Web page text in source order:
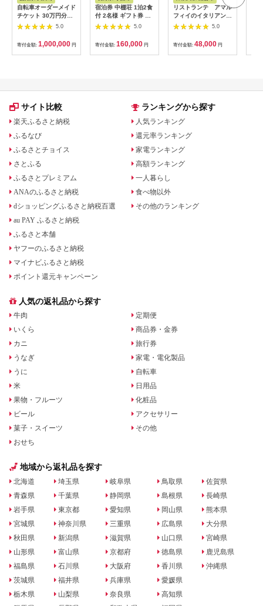
自転車オーダーメイド
チケット 30万円分
【1360365】
5.0
寄付金額: 1,000,000 円
宿泊券 中棚荘 1泊2食
付 2名様 ギフト券 チ
ケット 券 宿泊 旅行
5.0
寄付金額: 160,000 円
リストランテ アマル
フィイのイタリアンデ
ィナーコースA ペア
5.0
寄付金額: 48,000 円
サイト比較
楽天ふるさと納税
ふるなび
ふるさとチョイス
さとふる
ふるさとプレミアム
ANAのふるさと納税
dショッピングふるさと納税百選
au PAY ふるさと納税
ふるさと本舗
ヤフーのふるさと納税
マイナビふるさと納税
ポイント還元キャンペーン
ランキングから探す
人気ランキング
還元率ランキング
家電ランキング
高額ランキング
一人暮らし
食べ物以外
その他のランキング
人気の返礼品から探す
牛肉
いくら
カニ
うなぎ
うに
米
果物・フルーツ
ビール
菓子・スイーツ
おせち
定期便
商品券・金券
旅行券
家電・電化製品
自転車
日用品
化粧品
アクセサリー
その他
地域から返礼品を探す
北海道
青森県
岩手県
宮城県
秋田県
山形県
福島県
茨城県
栃木県
埼玉県
千葉県
東京都
神奈川県
新潟県
富山県
石川県
福井県
山梨県
岐阜県
静岡県
愛知県
三重県
滋賀県
京都府
大阪府
兵庫県
奈良県
鳥取県
島根県
岡山県
広島県
山口県
徳島県
香川県
愛媛県
高知県
佐賀県
長崎県
熊本県
大分県
宮崎県
鹿児島県
沖縄県